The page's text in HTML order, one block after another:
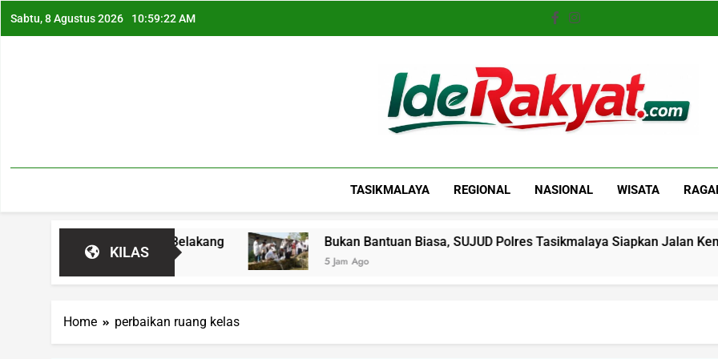
Sabtu, 8 Agustus 2026 10:59:22 AM
Iderakyat.com
TASIKMALAYA REGIONAL NASIONAL WISATA
KILAS
Ditabrakkan dari Belakang Bukan Bantuan Biasa, SUJUD Polres Tasikmalaya Siapkan Jalan
5 Jam Ago
Home perbaikan ruang kelas